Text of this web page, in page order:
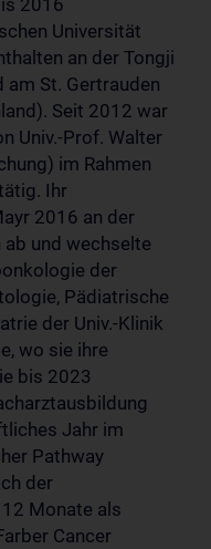
Universität
an der Tongji
am St. Gertrauden
Seit 2012 war
Univ.-Prof. Walter
im Rahmen
Ihr
2016 an der
und wechselte
der
Pädiatrische
der Univ.-Klinik
wo sie ihre
bis 2023
Jahr im
Pathway
der
Monate als
Cancer